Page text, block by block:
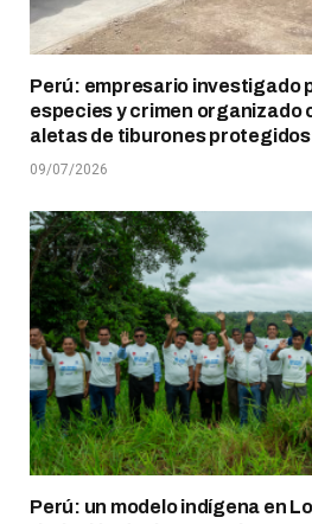
Perú: empresario investigado
especies y crimen
aletas de tiburones protegidos
09/07/2026
Perú: un modelo indígena en